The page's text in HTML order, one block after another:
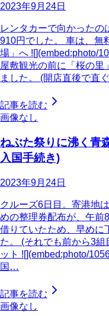
2023年9月24日
レンタカーで向かったの
910円でした。 車は、無
場」へ ![](embed:photo/
屋敷観光の前に「桜の里
ました。 (開店直後で直
記事を読む
画像なし
ねぶた祭りに沸く青
入国手続き)
2023年9月24日
クルーズ6日目。寄港地
めの整理券配布が、午前
借りていたため、早めに
た。 (それでも前から3
ット ![](embed:photo/
国…
記事を読む
画像なし